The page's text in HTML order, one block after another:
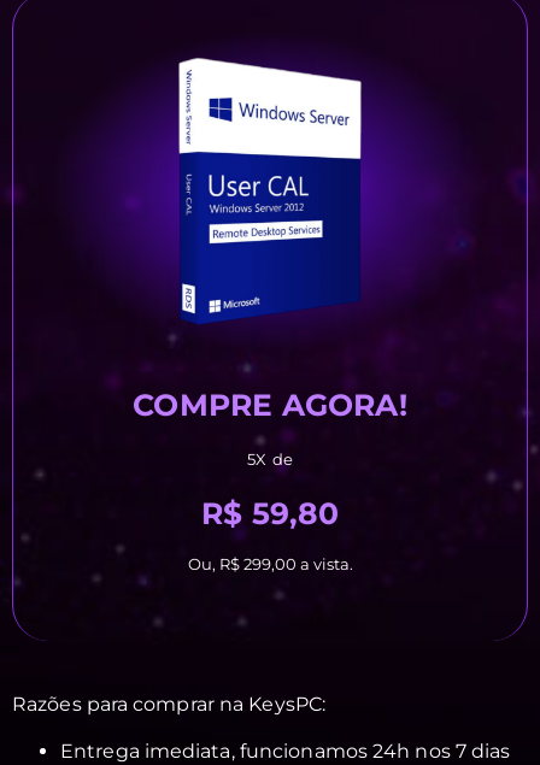
COMPRE AGORA!
5X de
R$ 59,80
Ou, R$ 299,00 a vista.
Razões para comprar na KeysPC:
Entrega imediata, funcionamos 24h nos 7 dias